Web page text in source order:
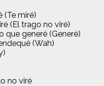
(Te miré)
(El trago no viré)
que generé (Generé)
(Wah)
no viré